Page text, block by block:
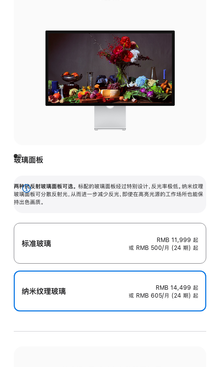
玻璃面板
两种抗反射玻璃面板可选。 标配的玻璃面板经过特别设计，反光率极低。纳米纹理
玻璃面板可分散反射光，从而进一步减少反光，即使在高亮光源的工作场所也能保
持出色画质。
展
开
标准玻璃 RMB 11,999 起
或 RMB 500/月 (24 期) 起
纳米纹理玻璃 RMB 14,499 起
或 RMB 605/月 (24 期) 起